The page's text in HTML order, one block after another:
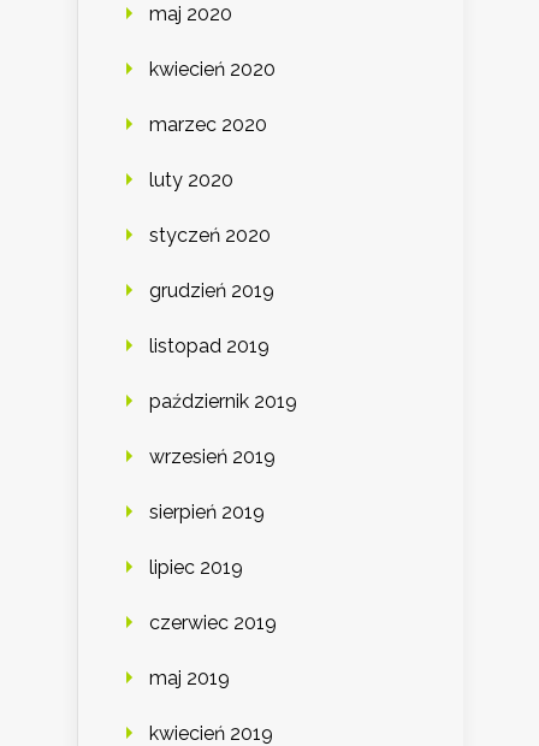
maj 2020
kwiecień 2020
marzec 2020
luty 2020
styczeń 2020
grudzień 2019
listopad 2019
październik 2019
wrzesień 2019
sierpień 2019
lipiec 2019
czerwiec 2019
maj 2019
kwiecień 2019